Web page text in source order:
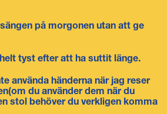
på morgonen utan att ge
tyst efter att ha suttit länge.
använda händerna när jag reser
du använder dem när du
stol behöver du verkligen komma